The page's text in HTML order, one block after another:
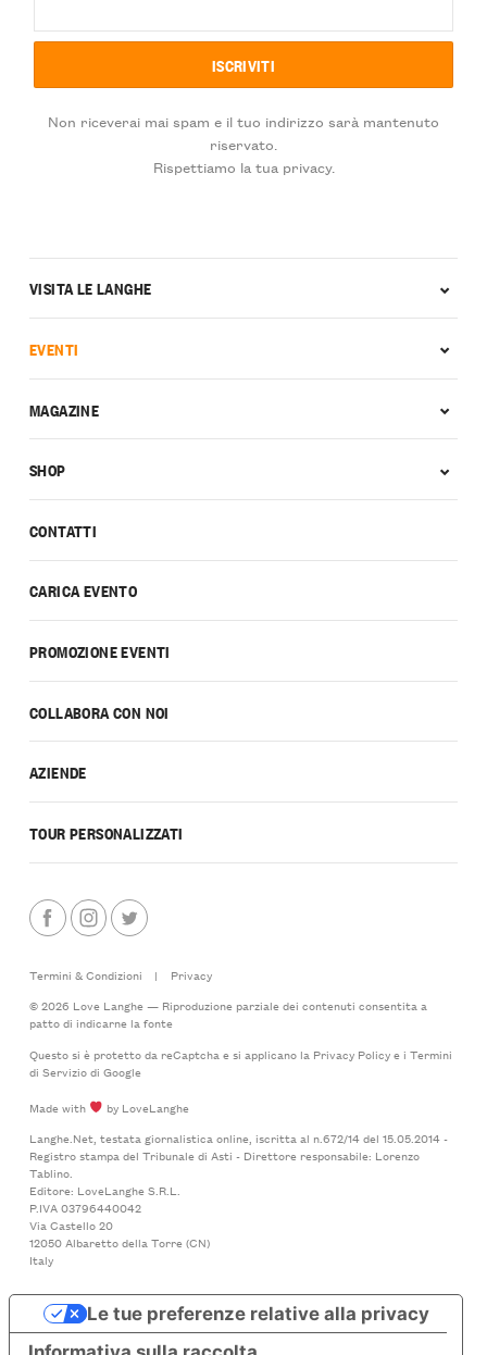
Non riceverai mai spam e il tuo indirizzo sarà mantenuto
riservato.
Rispettiamo la tua privacy.
CONTATTI
CARICA EVENTO
PROMOZIONE EVENTI
COLLABORA CON NOI
AZIENDE
TOUR PERSONALIZZATI
VISITA LE LANGHE
EVENTI
MAGAZINE
SHOP
Termini & Condizioni |
Privacy
© 2026 Love Langhe — Riproduzione parziale dei contenuti consentita a
patto di indicarne la fonte
Questo si è protetto da reCaptcha e si applicano la Privacy Policye i Termini
di Serviziodi Google
Made with
by LoveLanghe
Langhe.Net, testata giornalistica online, iscritta al n.672/14 del 15.05.2014 -
Registro stampa del Tribunale di Asti - Direttore responsabile: Lorenzo
Tablino.
Editore: LoveLanghe S.R.L.
P.IVA 03796440042
Via Castello 20
12050 Albaretto della Torre (CN)
Italy
Le tue preferenze relative alla privacy